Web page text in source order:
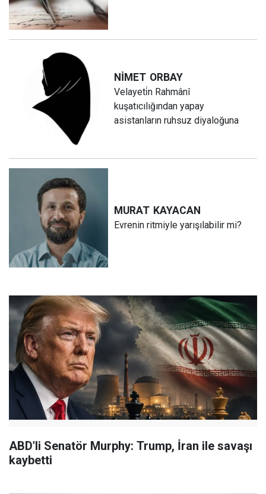
NİMET ORBAY
Velayeti̇n Rahmânî
kuşatıcılığından yapay
asistanların ruhsuz diyaloğuna
MURAT KAYACAN
Evrenin ritmiyle yarışılabilir mi?
ABD'li Senatör Murphy: Trump, İran ile savaşı
kaybetti